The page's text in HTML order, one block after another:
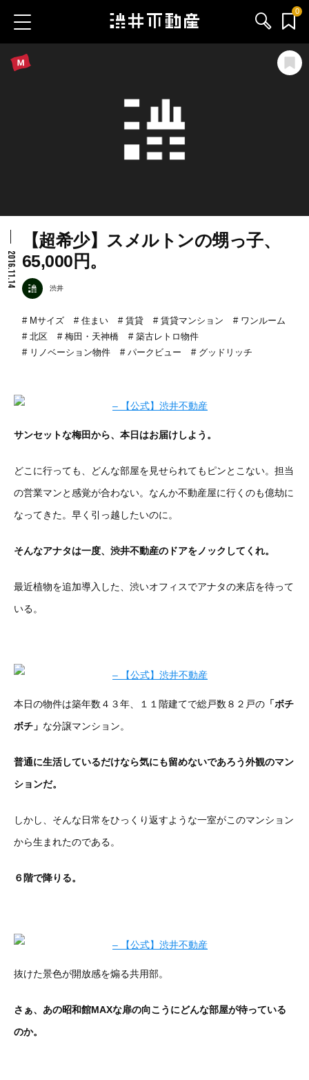
0
会社情報
2016.11.14
【超希少】スメルトンの甥っ子、
65,000円。
渋井
Mサイズ 住まい 賃貸 賃貸マンション
ワンルーム
北区
梅田・天神橋
築古レトロ物件
リノベーション物件
パークビュー グッドリッチ
サンセットな梅田から、本日はお届けしよう。
どこに行っても、どんな部屋を見せられてもピンとこない。担当
の営業マンと感覚が合わない。なんか不動産屋に行くのも億劫に
なってきた。早く引っ越したいのに。
そんなアナタは一度、渋井不動産のドアをノックしてくれ。
最近植物を追加導入した、渋いオフィスでアナタの来店を待って
いる。
本日の物件は築年数４３年、１１階建てで総戸数８２戸の 「ボチ
ボチ」 な分譲マンション。
普通に生活しているだけなら気にも留めないであろう外観のマン
ションだ。
しかし、そんな日常をひっくり返すような一室がこのマンション
から生まれたのである。
６階で降りる。
抜けた景色が開放感を煽る共用部。
さぁ、あの昭和館MAXな扉の向こうにどんな部屋が待っている
のか。